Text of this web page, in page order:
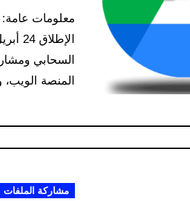
معلومات
السحابي
المنصة
مشاركة الملفات